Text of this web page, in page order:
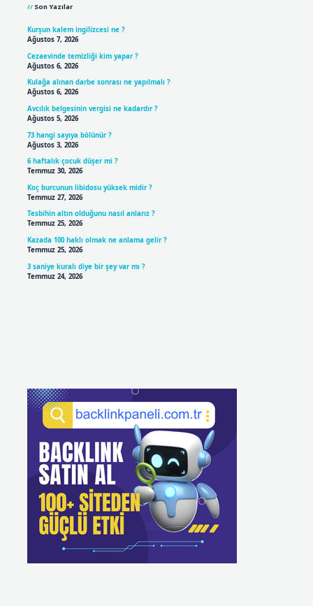
Son Yazılar
Kurşun kalem ingilizcesi ne ?
Ağustos 7, 2026
Cezaevinde temizliği kim yapar ?
Ağustos 6, 2026
Kulağa alınan darbe sonrası ne yapılmalı ?
Ağustos 6, 2026
Avcılık belgesinin vergisi ne kadardır ?
Ağustos 5, 2026
73 hangi sayıya bölünür ?
Ağustos 3, 2026
6 haftalık çocuk düşer mi ?
Temmuz 30, 2026
Koç burcunun libidosu yüksek midir ?
Temmuz 27, 2026
Tesbihin altın olduğunu nasıl anlarız ?
Temmuz 25, 2026
Kazada 100 haklı olmak ne anlama gelir ?
Temmuz 25, 2026
3 saniye kuralı diye bir şey var mı ?
Temmuz 24, 2026